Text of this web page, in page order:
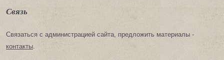
Связь
Связаться с администрацией сайта, предложить материалы -
контакты